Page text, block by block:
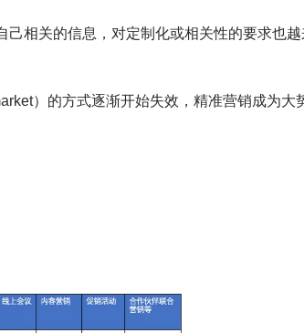
相关的信息，对定制化或相关性的要求也越
）的方式逐渐开始失效，精准营销成为大